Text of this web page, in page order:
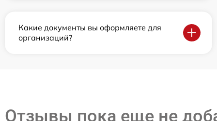
Какие документы вы оформляете для
организаций?
Отзывы пока еще не